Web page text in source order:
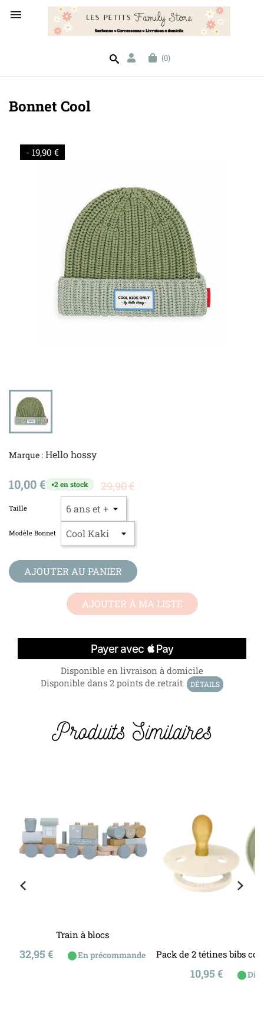

(0)
Bonnet Cool
- 19,90 €
Marque : Hello hossy
10,00 € ●2 en stock 29,90 €
Taille
Modèle Bonnet
AJOUTER AU PANIER
AJOUTER À MA LISTE
Disponible en livraison à domicile
Disponible dans 2 points de retrait
DÉTAILS
Produits Similaires
Train à blocs
Prix
32,95 € ⬤En précommande Pack de 2 tétines bibs
Prix
10,95 € ⬤